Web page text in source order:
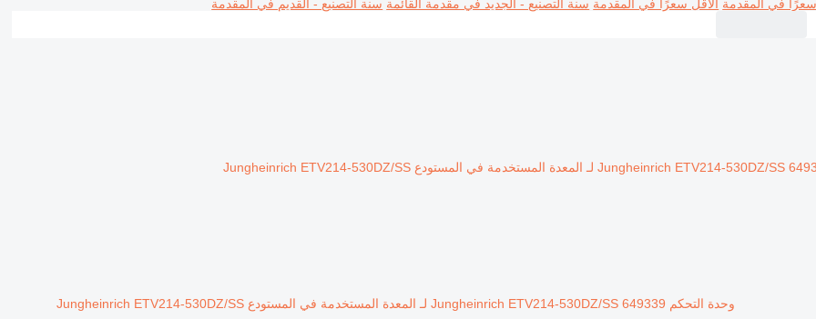
سعرًا في المقدمة الأقل سعرًا في المقدمة سنة التصنيع - الجديد في مقدمة القائمة سنة التصنيع - القديم في المقدمة
وحدة التحكم Jungheinrich ETV214-530DZ/SS 649339 لـ المعدة المستخدمة في المستودع Jungheinrich ETV214-530DZ/SS